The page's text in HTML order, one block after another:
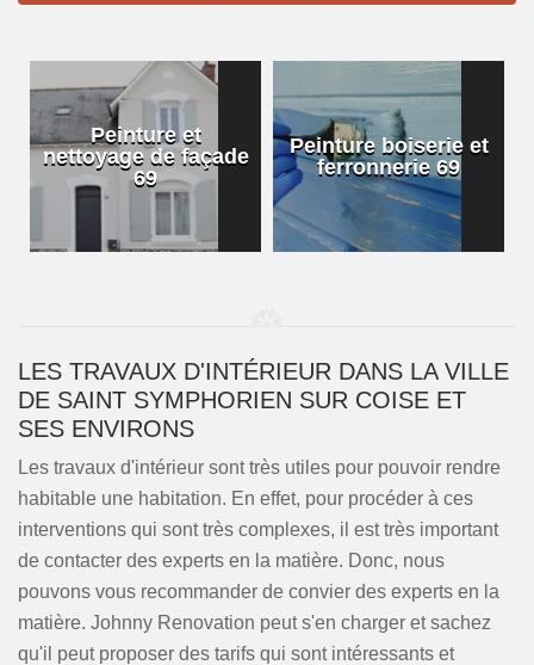
Peinture et
nettoyage de façade
69
Peinture boiserie et
ferronnerie 69
LES TRAVAUX D'INTÉRIEUR DANS LA VILLE
DE SAINT SYMPHORIEN SUR COISE ET
SES ENVIRONS
Les travaux d'intérieur sont très utiles pour pouvoir rendre
habitable une habitation. En effet, pour procéder à ces
interventions qui sont très complexes, il est très important
de contacter des experts en la matière. Donc, nous
pouvons vous recommander de convier des experts en la
matière. Johnny Renovation peut s'en charger et sachez
qu'il peut proposer des tarifs qui sont intéressants et